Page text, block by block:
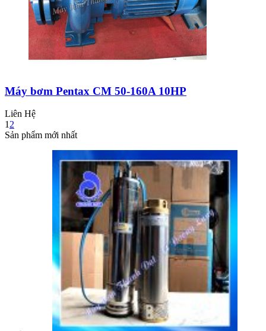
Máy bơm Pentax CM 50-160A 10HP
Liên Hệ
1 2
Sản phẩm mới nhất